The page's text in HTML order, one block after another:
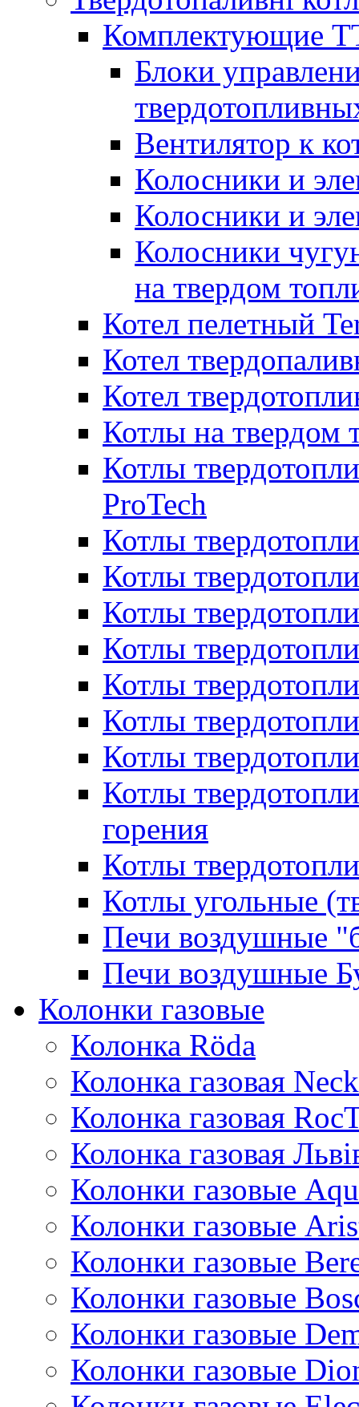
Комплектующие
Блоки
Вентилятор к
Колосники и
Колосники и
Колосники
на твердом
Котел пелетный
Котел
Котел
Котлы на твердом
Котлы
ProTech
Котлы
Котлы
Котлы
Котлы
Котлы
Котлы
Котлы
Котлы
горения
Котлы
Котлы угольные
Печи воздушные
Печи воздушные
Колонки газовые
Колонка Rӧda
Колонка газовая
Колонка газовая
Колонка газовая
Колонки газовые
Колонки газовые
Колонки газовые
Колонки газовые
Колонки газовые
Колонки газовые